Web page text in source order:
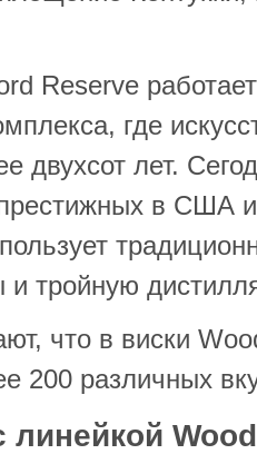
Reserve
где
двухсот лет.
в США и
и тройную
что в виски
200 различных
линейкой